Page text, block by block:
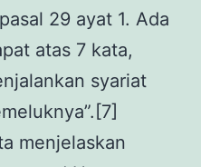
29 ayat 1. Ada
atas 7 kata,
syariat
menjelaskan